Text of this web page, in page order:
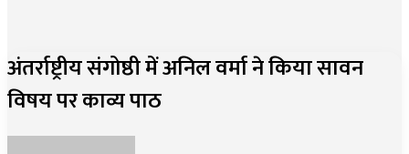
अंतर्राष्ट्रीय संगोष्ठी में अनिल वर्मा ने किया सावन
विषय पर काव्य पाठ